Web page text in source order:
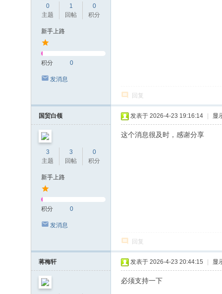
0
主题
1
回帖
0
积分
新手上路
积分 0
发消息
回复
国贸白领
3
主题
3
回帖
0
积分
新手上路
积分 0
发消息
发表于 2026-4-23 19:16:14 显
这个消息很及时，感谢分享
回复
蒋梅轩 发表于 2026-4-23 20:44:15 显
必须支持一下